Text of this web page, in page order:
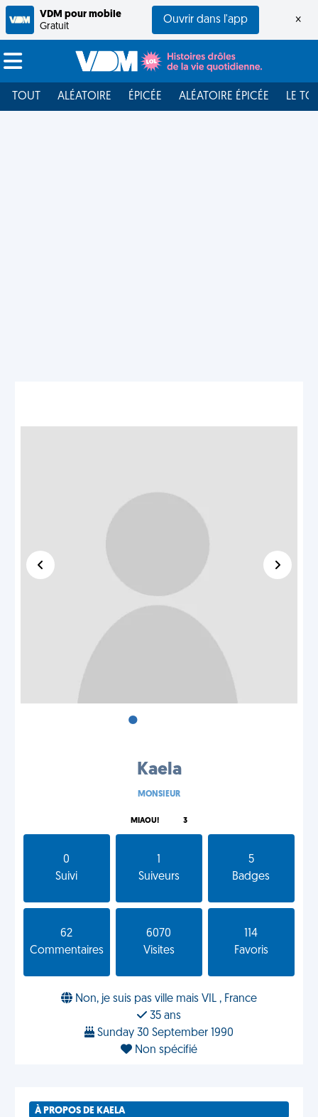
VDM pour mobile
Gratuit
Ouvrir dans l'app ×
TOUT ALÉATOIRE ÉPICÉE ALÉATOIRE ÉPICÉE LE
•
Kaela
MONSIEUR
MIAOU! 3
0
Suivi
Suiveurs
5
Badges
62
Commentaires
6070
Visites
114
Favoris
Non, je suis pas ville mais VIL , France
35 ans
Sunday 30 September 1990
Non spécifié
À PROPOS DE KAELA